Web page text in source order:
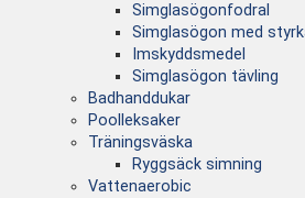
Simglasögonfodral
Simglasögon med
Imskyddsmedel
Simglasögon tävling
Badhanddukar
Poolleksaker
Träningsväska
Ryggsäck simning
Vattenaerobic